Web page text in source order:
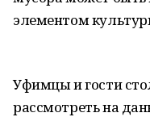
элементом
Уфимцы и гости
рассмотреть на